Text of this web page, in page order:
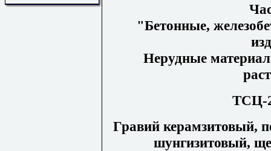
"Бетонные,
Нерудные
ТСЦ-
Гравий керамзитовый,
шунгизитовый,